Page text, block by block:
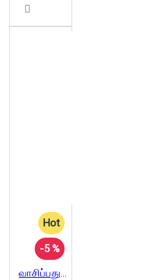
Hot
-5 %
வாசிப்பது எப்படி?